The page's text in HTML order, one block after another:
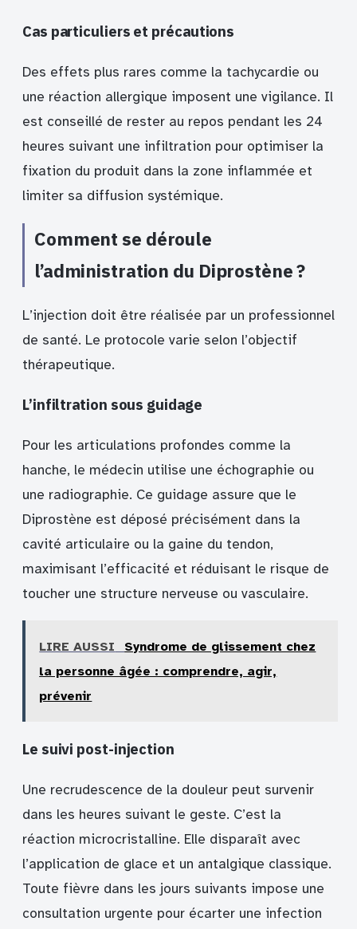
Cas particuliers et précautions
Des effets plus rares comme la tachycardie ou
une réaction allergique imposent une vigilance. Il
est conseillé de rester au repos pendant les 24
heures suivant une infiltration pour optimiser la
fixation du produit dans la zone inflammée et
limiter sa diffusion systémique.
Comment se déroule
l’administration du Diprostène ?
L’injection doit être réalisée par un professionnel
de santé. Le protocole varie selon l’objectif
thérapeutique.
L’infiltration sous guidage
Pour les articulations profondes comme la
hanche, le médecin utilise une échographie ou
une radiographie. Ce guidage assure que le
Diprostène est déposé précisément dans la
cavité articulaire ou la gaine du tendon,
maximisant l’efficacité et réduisant le risque de
toucher une structure nerveuse ou vasculaire.
LIRE AUSSI
Syndrome de glissement chez
la personne âgée : comprendre, agir,
prévenir
Le suivi post-injection
Une recrudescence de la douleur peut survenir
dans les heures suivant le geste. C’est la
réaction microcristalline. Elle disparaît avec
l’application de glace et un antalgique classique.
Toute fièvre dans les jours suivants impose une
consultation urgente pour écarter une infection